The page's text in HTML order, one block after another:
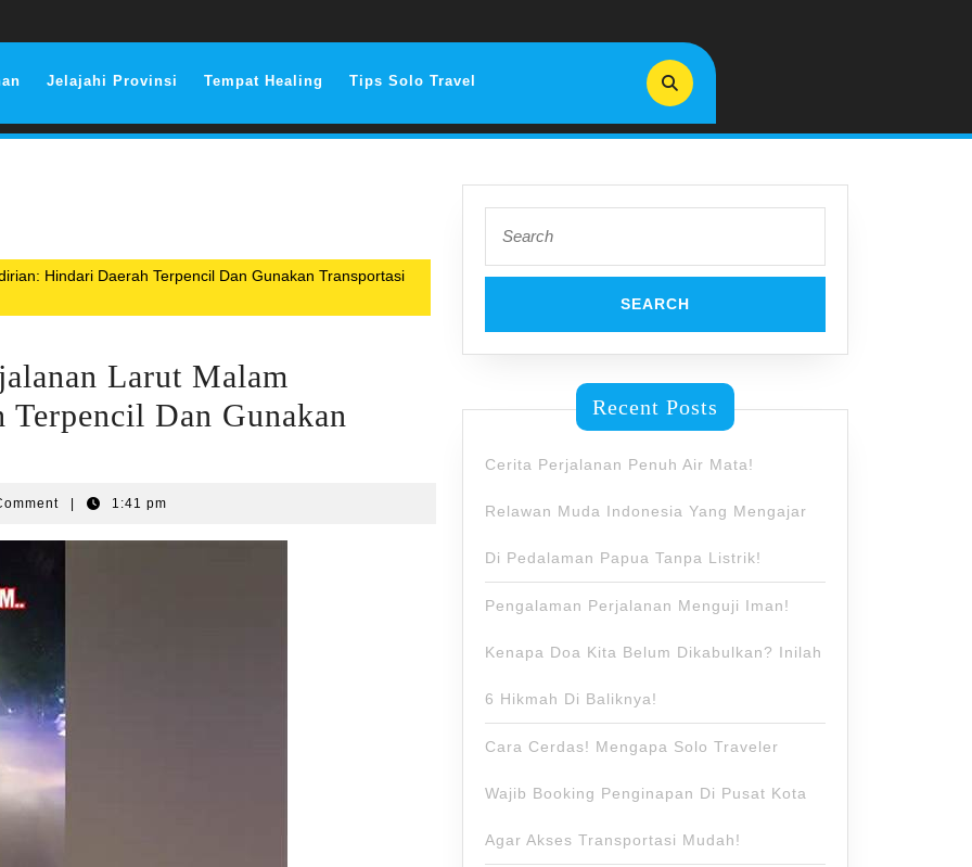
Jelajahi Provinsi Tempat Healing Tips Solo Travel
Hindari Daerah Terpencil Dan Gunakan Transportasi
Larut Malam
Dan Gunakan
1:41 pm
for:
Recent Posts
Cerita Perjalanan Penuh Air Mata!
Relawan Muda Indonesia Yang Mengajar
Di Pedalaman Papua Tanpa Listrik!
Pengalaman Perjalanan Menguji Iman!
Kenapa Doa Kita Belum Dikabulkan? Inilah
6 Hikmah Di Baliknya!
Cara Cerdas! Mengapa Solo Traveler
Wajib Booking Penginapan Di Pusat Kota
Agar Akses Transportasi Mudah!